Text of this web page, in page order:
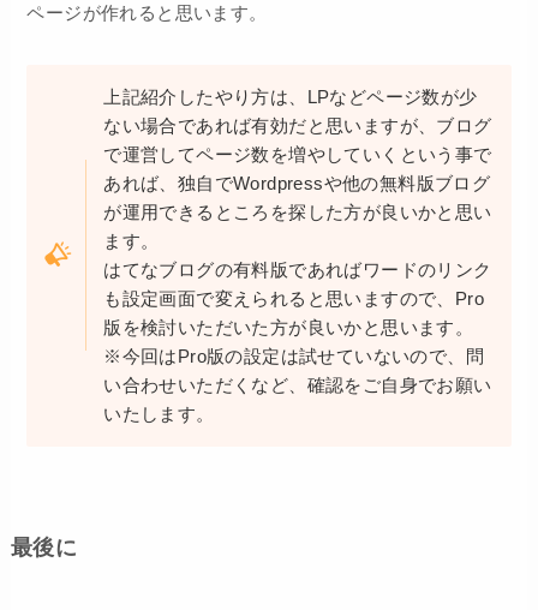
ページが作れると思います。
上記紹介したやり方は、LPなどページ数が少
ない場合であれば有効だと思いますが、ブログ
で運営してページ数を増やしていくという事で
あれば、独自でWordpressや他の無料版ブログ
が運用できるところを探した方が良いかと思い
ます。
はてなブログの有料版であればワードのリンク
も設定画面で変えられると思いますので、Pro
版を検討いただいた方が良いかと思います。
※今回はPro版の設定は試せていないので、問
い合わせいただくなど、確認をご自身でお願い
いたします。
最後に